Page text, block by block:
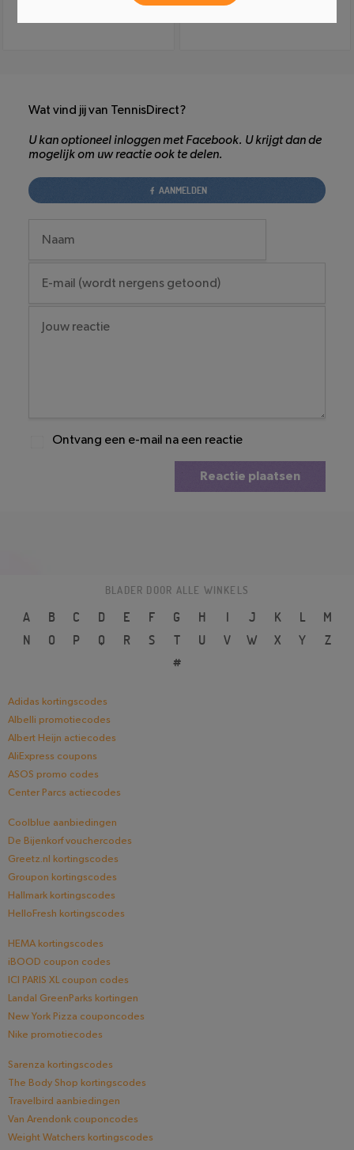
Wat vind jij van TennisDirect?
U kan optioneel inloggen met Facebook. U krijgt dan de
mogelijk om uw reactie ook te delen.
AANMELDEN
Ontvang een e-mail na een reactie
Reactie plaatsen
BLADER DOOR ALLE WINKELS
A B C D E F G H I J K L
M
N
O P Q R S T U V W X Y
Z
#
Adidas kortingscodes
Albelli promotiecodes
Albert Heijn actiecodes
AliExpress coupons
ASOS promo codes
Center Parcs actiecodes
Coolblue aanbiedingen
De Bijenkorf vouchercodes
Greetz.nl kortingscodes
Groupon kortingscodes
Hallmark kortingscodes
HelloFresh kortingscodes
HEMA kortingscodes
iBOOD coupon codes
ICI PARIS XL coupon codes
Landal GreenParks kortingen
New York Pizza couponcodes
Nike promotiecodes
Sarenza kortingscodes
The Body Shop kortingscodes
Travelbird aanbiedingen
Van Arendonk couponcodes
Weight Watchers kortingscodes